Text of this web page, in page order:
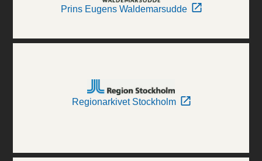
Prins Eugens Waldemarsudde
Regionarkivet Stockholm